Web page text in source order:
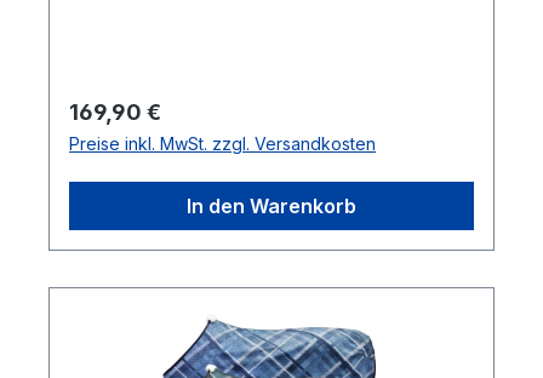
Regulärer Preis:
169,90 €
Preise inkl. MwSt. zzgl. Versandkosten
In den Warenkorb